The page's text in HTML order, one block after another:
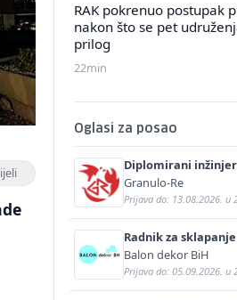
RAK pokrenuo postupak
nakon što se pet
prilog
22min
Oglasi za posao
Diplomirani
Bachelor inžinjer
(m/ž)
Granulo-Re
Prijava do: 13.08.2026. u
Radnik za
prateće opreme (m/
Balon dekor BiH
Prijava do: 05.09.2026. u